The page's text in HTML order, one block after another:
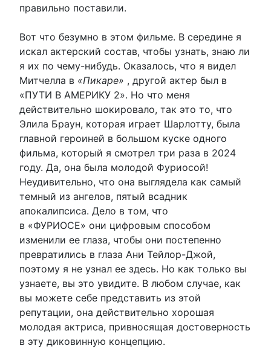
правильно поставили.
Вот что безумно в этом фильме. В середине я
искал актерский состав, чтобы узнать, знаю ли
я их по чему-нибудь. Оказалось, что я видел
Митчелла в «Пикаре» , другой актер был в
«ПУТИ В АМЕРИКУ 2». Но что меня
действительно шокировало, так это то, что
Элила Браун, которая играет Шарлотту, была
главной героиней в большом куске одного
фильма, который я смотрел три раза в 2024
году. Да, она была молодой Фуриосой!
Неудивительно, что она выглядела как самый
темный из ангелов, пятый всадник
апокалипсиса. Дело в том, что
в «ФУРИОСЕ» они цифровым способом
изменили ее глаза, чтобы они постепенно
превратились в глаза Ани Тейлор-Джой,
поэтому я не узнал ее здесь. Но как только вы
узнаете, вы это увидите. В любом случае, как
вы можете себе представить из этой
репутации, она действительно хорошая
молодая актриса, привносящая достоверность
в эту диковинную концепцию.